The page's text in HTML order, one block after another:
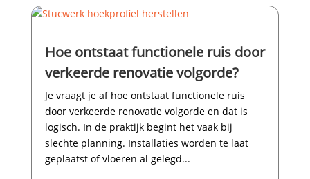
Hoe ontstaat functionele ruis door
verkeerde renovatie volgorde?
Je vraagt je af hoe ontstaat functionele ruis
door verkeerde renovatie volgorde en dat is
logisch.​ In de praktijk begint het vaak bij
slechte planning.​ Installaties worden te laat
geplaatst of vloeren al gelegd...